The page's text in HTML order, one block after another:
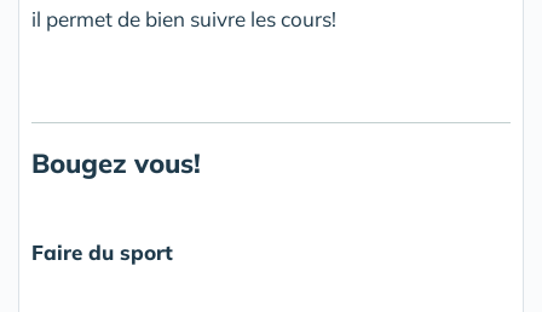
il permet de bien suivre les cours!
Bougez vous!
Faire du sport